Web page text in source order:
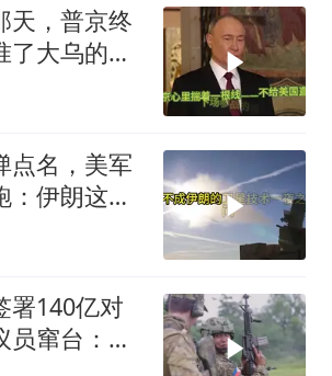
天，普京终
了大乌的军
点名，美军
：伊朗这波
署140亿对
员窜台：必